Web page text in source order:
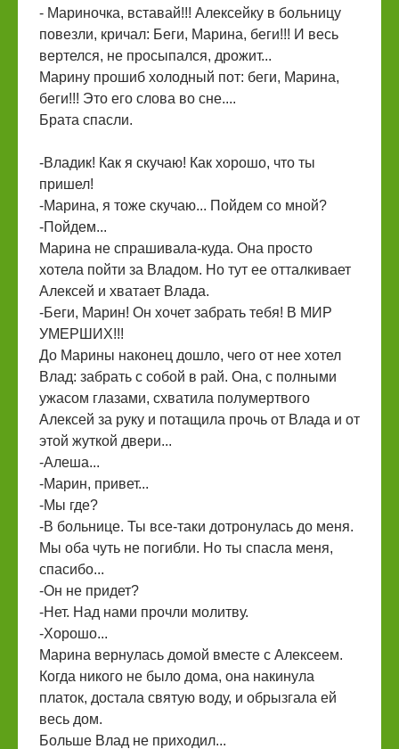
- Мариночка, вставай!!! Алексейку в больницу
повезли, кричал: Беги, Марина, беги!!! И весь
вертелся, не просыпался, дрожит...
Марину прошиб холодный пот: беги, Марина,
беги!!! Это его слова во сне....
Брата спасли.
-Владик! Как я скучаю! Как хорошо, что ты
пришел!
-Марина, я тоже скучаю... Пойдем со мной?
-Пойдем...
Марина не спрашивала-куда. Она просто
хотела пойти за Владом. Но тут ее отталкивает
Алексей и хватает Влада.
-Беги, Марин! Он хочет забрать тебя! В МИР
УМЕРШИХ!!!
До Марины наконец дошло, чего от нее хотел
Влад: забрать с собой в рай. Она, с полными
ужасом глазами, схватила полумертвого
Алексей за руку и потащила прочь от Влада и от
этой жуткой двери...
-Алеша...
-Марин, привет...
-Мы где?
-В больнице. Ты все-таки дотронулась до меня.
Мы оба чуть не погибли. Но ты спасла меня,
спасибо...
-Он не придет?
-Нет. Над нами прочли молитву.
-Хорошо...
Марина вернулась домой вместе с Алексеем.
Когда никого не было дома, она накинула
платок, достала святую воду, и обрызгала ей
весь дом.
Больше Влад не приходил...